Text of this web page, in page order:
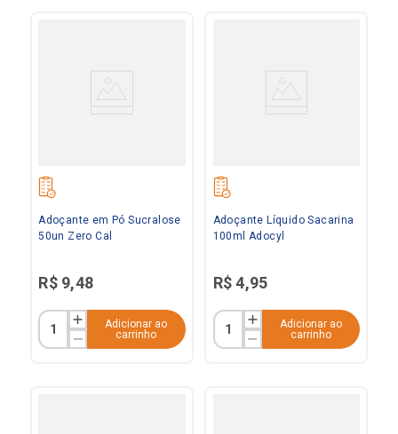
Adoçante em Pó Sucralose
50un Zero Cal
R$ 9,48
Adicionar ao
carrinho
Adoçante Líquido Sacarina
100ml Adocyl
R$ 4,95
Adicionar ao
carrinho